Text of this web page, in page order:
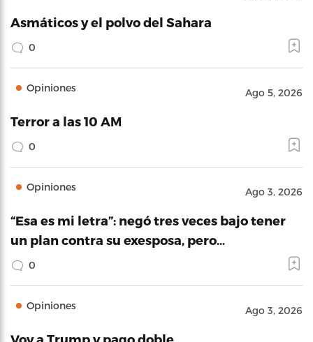
Asmáticos y el polvo del Sahara
0
Opiniones Ago 5, 2026
Terror a las 10 AM
0
Opiniones Ago 3, 2026
“Esa es mi letra”: negó tres veces bajo tener
un plan contra su exesposa, pero…
0
Opiniones Ago 3, 2026
Voy a Trump y pago doble